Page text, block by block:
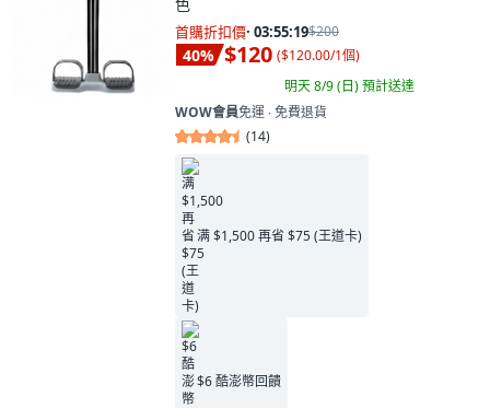
色
首購折扣價· 03:55:18$200
40% $120 ($120.00/1個)
明天 8/9 (日)預計送達
WOW會員免運 ∙ 免費退貨
(14)
满 $1,500 再省 $75 (王道卡)
$6 酷澎幣回饋